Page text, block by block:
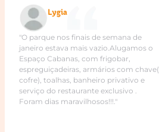
Lygia
"O parque nos finais de semana de
janeiro estava mais vazio.Alugamos o
Espaço Cabanas, com frigobar,
espreguiçadeiras, armários com chave(
cofre), toalhas, banheiro privativo e
serviço do restaurante exclusivo .
Foram dias maravilhosos!!!."